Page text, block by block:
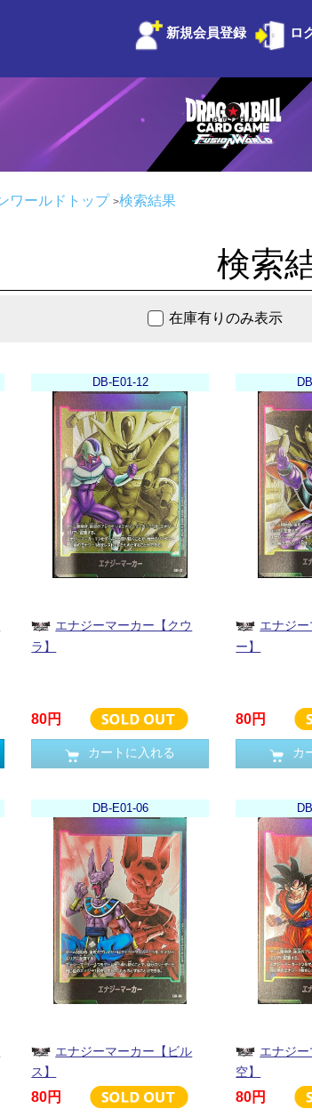
新規会員登録 ロ
ワールドトップ 検索結果
検索
在庫有りのみ表示
DB-E01-12
エナジーマーカー【クウ
ラ】
80円
カートに入れる
エナジー
ー】
80円
カ
DB-E01-06
エナジーマーカー【ビル
ス】
80円
エナジ
空】
80円